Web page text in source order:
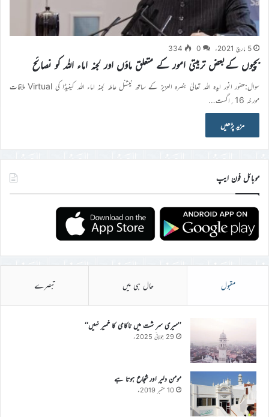
5 مارچ 2021ء 0
334
بچیوں کےبعض تربیتی امور کے متعلق ماؤں اور لجنہ اماء اللہ کو نصائح
سوال:حضور انور ایدہ اللہ تعالیٰ بنصرہ العزیز کے ساتھ نیشنل عاملہ لجنہ اماء اللہ کینیڈا کی Virtual ملاقات
مورخہ 16؍اگست…
مزید پڑھیں
موبائل فون ایپ
مقبول حال ہی میں تبصرے
’’میری سر شت میں ناکامی کا خمیر نہیں‘‘
29 جولائی 2025ء
مومن دلیر اور شجاع ہوتا ہے
10 ستمبر 2019ء